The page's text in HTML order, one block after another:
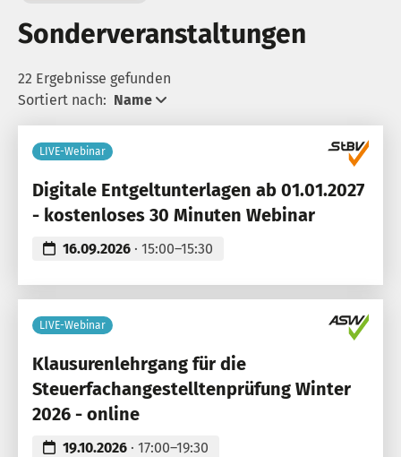
Sonderveranstaltungen
22 Ergebnisse gefunden
Sortiert nach: Name
LIVE-Webinar
Digitale Entgeltunterlagen ab 01.01.2027
- kostenloses 30 Minuten Webinar
16.09.2026 · 15:00–15:30
LIVE-Webinar
Klausurenlehrgang für die
Steuerfachangestelltenprüfung Winter
2026 - online
19.10.2026 · 17:00–19:30